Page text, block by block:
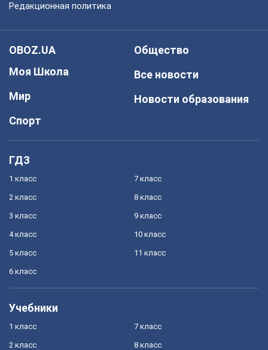
Редакционная политика
OBOZ.UA
Моя Школа
Мир
Спорт
Общество
Все новости
Новости образования
ГДЗ
1 класс
2 класс
3 класс
4 класс
5 класс
6 класс
7 класс
8 класс
9 класс
10 класс
11 класс
Учебники
1 класс
2 класс
7 класс
8 класс